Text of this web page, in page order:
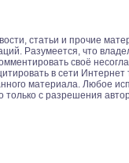
статьи и прочие
Разумеется, что
своё
в сети Интернет
материала. Любое
только с разрешения